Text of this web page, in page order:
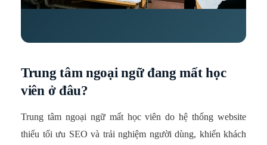
Trung tâm ngoại ngữ đang mất học
viên ở đâu?
Trung tâm ngoại ngữ mất học viên do hệ thống website
thiếu tối ưu SEO và trải nghiệm người dùng, khiến khách